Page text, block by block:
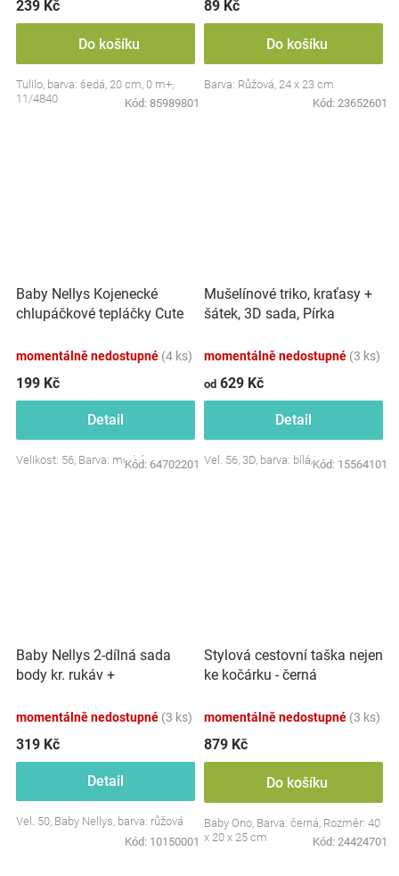
239 Kč
Do košíku
Tulilo, barva: šedá, 20 cm, 0 m+,
11/4840
Kód: 85989801
89 Kč
Do košíku
Barva: Růžová, 24 x 23 cm
Kód: 23652601
Baby Nellys Kojenecké
chlupáčkové tepláčky Cute
momentálně nedostupné (4 ks)
199 Kč
Detail
Velikost: 56, Barva: modrá
Kód: 64702201
Mušelínové triko, kraťasy +
šátek, 3D sada, Pírka
momentálně nedostupné (3 ks)
od 629 Kč
Detail
Vel. 56, 3D, barva: bílá/smetana
Kód: 15564101
Baby Nellys 2-dílná sada
body kr. rukáv +
Little Star
momentálně nedostupné (3 ks)
319 Kč
Detail
Vel. 50, Baby Nellys, barva: růžová
Kód: 10150001
Stylová cestovní taška nejen
ke kočárku - černá
momentálně nedostupné (3 ks)
879 Kč
Do košíku
Baby Ono, Barva: černá, Rozměr: 40
x 20 x 25 cm
Kód: 24424701